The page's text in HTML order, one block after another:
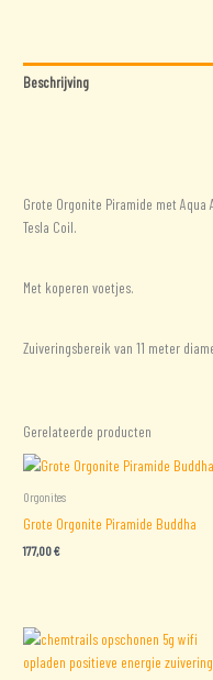
Beschrijving
Grote Orgonite Piramide met Aqua
Tesla Coil.
Met koperen voetjes.
Zuiveringsbereik van 11 meter
Gerelateerde producten
Orgonites
Grote Orgonite Piramide Buddha
177,00€